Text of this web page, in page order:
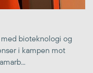
bioteknologi og
i kampen mot